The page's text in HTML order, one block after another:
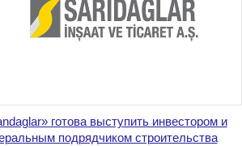
готова выступить инвестором и
подрядчиком строительства